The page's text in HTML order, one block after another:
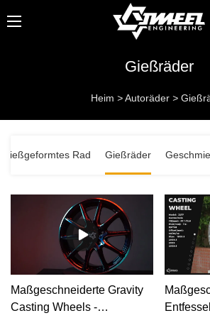
Gießräder
Heim >Autoräder >
Fließgeformtes Rad Gießräder
Maßgeschneiderte Gravity
Casting Wheels -